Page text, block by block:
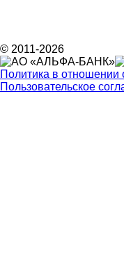
© 2011-2026
Политика в отношении
Пользовательское